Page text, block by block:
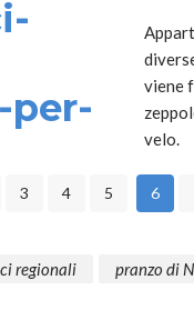
viene
velo.
3 4 5 6
regionali pranzo di
ago